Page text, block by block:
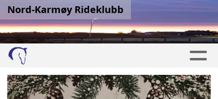
Nord-Karmøy Rideklubb